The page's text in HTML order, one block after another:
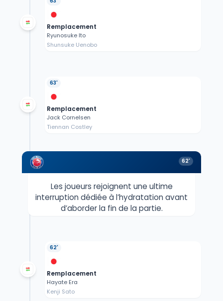
Remplacement
Ryunosuke Ito
Shunsuke Uenobo
63'
Remplacement
Jack Cornelsen
Tiennan Costley
62'
Les joueurs rejoignent une ultime
interruption dédiée à l’hydratation avant
d’aborder la fin de la partie.
62'
Remplacement
Hayate Era
Kenji Sato